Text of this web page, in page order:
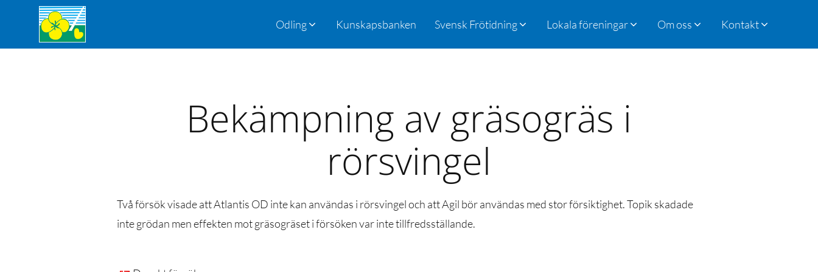
Odling Kunskapsbanken Svensk Frötidning Lokala föreningar Om oss Kontakt
Bekämpning av gräsogräs i
rörsvingel
Två försök visade att Atlantis OD inte kan användas i rörsvingel och att Agil bör användas med stor försiktighet. Topik skadade
inte grödan men effekten mot gräsogräset i försöken var inte tillfredsställande.